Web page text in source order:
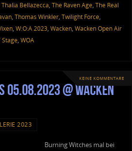
Thalìa Bellazecca, The Raven Age, The Real
, Thomas Winkler, Twilight Force,
, W:O:A 2023, Wacken, Wacken Open Air
Stage, WOA
KEINE KOMMENTARE
05.08.2023 @ Wacken
2023
Burning Witches mal bei